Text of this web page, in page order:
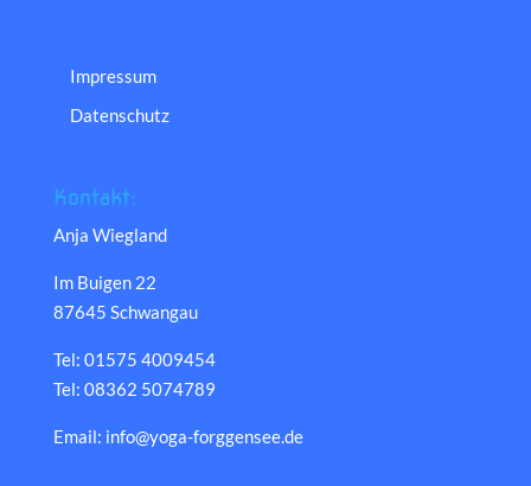
Impressum
Datenschutz
Kontakt:
Anja Wiegland
Im Buigen 22
87645 Schwangau
Tel: 01575 4009454
Tel: 08362 5074789
Email: info@yoga-forggensee.de